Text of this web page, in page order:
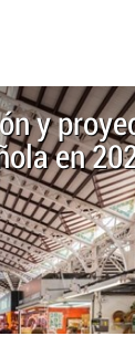
y
en